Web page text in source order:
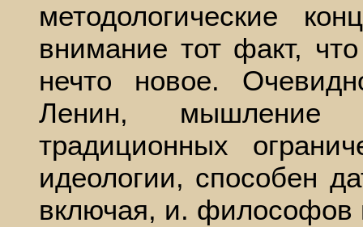
методологические
внимание тот факт,
нечто новое.
Ленин, мышление
традиционных
идеологии, способен
включая, и. философов